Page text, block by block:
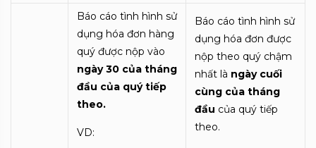
Báo cáo tình hình sử
dụng hóa đơn hàng
quý được nộp vào
ngày 30 của tháng
đầu của quý tiếp
theo.
VD:
Báo cáo tình hình sử
dụng hóa đơn được
nộp theo quý chậm
nhất là ngày cuối
cùng của tháng
đầu của quý tiếp
theo.